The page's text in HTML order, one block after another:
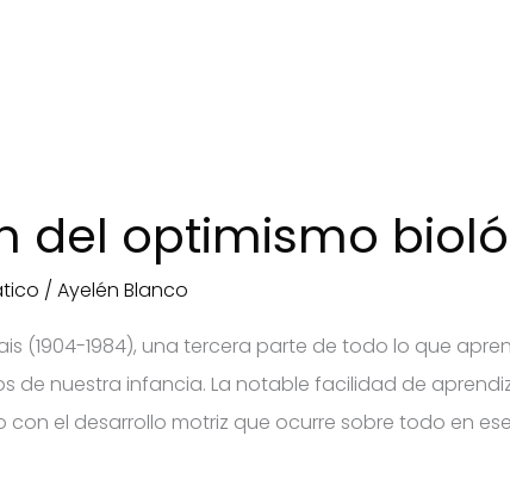
del optimismo
/ Ayelén Blanco
(1904-1984), una tercera parte de todo lo que
de nuestra infancia. La notable facilidad de
el desarrollo motriz que ocurre sobre todo en